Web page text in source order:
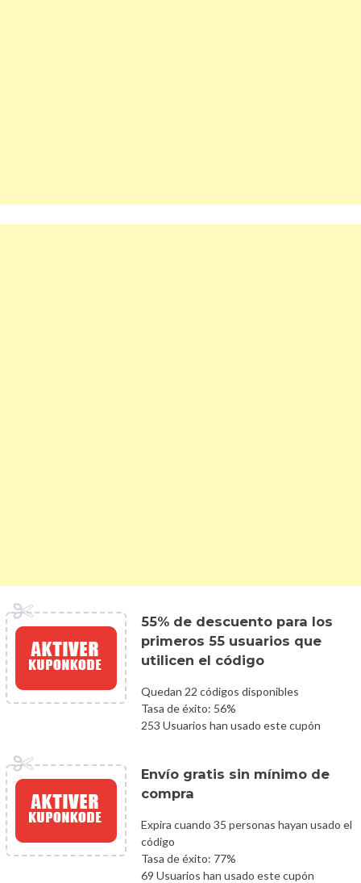
55% de descuento para los
primeros 55 usuarios que
utilicen el código
Quedan 22 códigos disponibles
Tasa de éxito: 56%
253 Usuarios han usado este cupón
Envío gratis sin mínimo de
compra
Expira cuando 35 personas hayan usado el
código
Tasa de éxito: 77%
69 Usuarios han usado este cupón